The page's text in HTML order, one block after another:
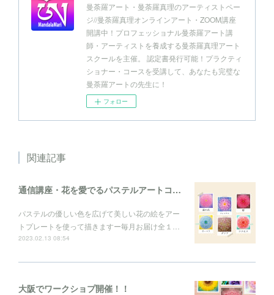
曼荼羅アート・曼荼羅真理のアーティストペー
ジ//曼荼羅真理オンラインアート・ZOOM講座
開講中！プロフェッショナル曼荼羅アート講
師・アーティストを養成する曼荼羅真理アート
スクールを主催。 認定書発行可能！プラクティ
ショナー・コースを受講して、あなたも完璧な
曼荼羅アートの先生に！
フォロー
関連記事
通信講座・花を愛でるパステルアートコレクション
パステルの優しい色を広げて美しい花の絵をアー
トプレートを使って描きますー毎月お届け全１…
2023.02.13 08:54
大阪でワークショプ開催！！